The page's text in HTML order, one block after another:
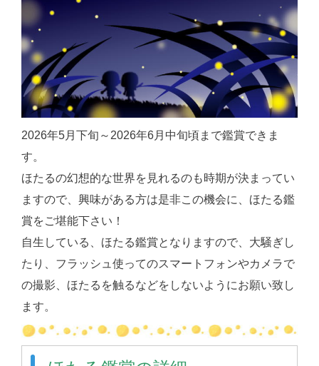
2026年5月下旬～2026年6月中旬頃まで鑑賞できま
す。
ほたるの幻想的な世界を見れるのも時期が決まってい
ますので、興味がある方は是非この機会に、ほたる鑑
賞をご堪能下さい！
自生している、ほたる鑑賞となりますので、大騒ぎし
たり、フラッシュ使ってのスマートフォンやカメラで
の撮影、ほたるを触るなどをしないようにお願い致し
ます。